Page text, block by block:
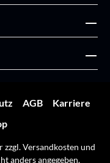
AGB
Karriere
zzgl.Versandkosten und
anders angegeben.